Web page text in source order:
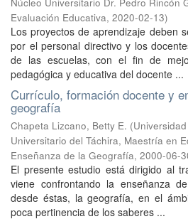
Evaluación Educativa, 2020-02-13)
Los proyectos de aprendizaje deben
por el personal directivo y los
de las escuelas, con el fin de
pedagógica y educativa del docente ...
Currículo, formación docente y
geografía
Chapeta Lizcano, Betty E. (
Universitario del Táchira, Maestría en
Enseñanza de la Geografía, 2000-06-
El presente estudio está dirigido al
viene confrontando la enseñanza
desde éstas, la geografía, en el
poca pertinencia de los saberes ...